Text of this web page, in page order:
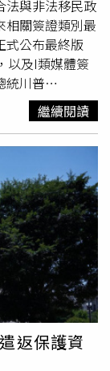
指出，新規將取
of status
人「在缺乏政
規將於17日刊
天正式生效，
外界普遍認為這
類似的簽證緊
國人民大學國際
，不太可能有
因為新措施顯然
國。他指出，自
一直試圖穩定
」，雙方都需
則主張對中國留
納（Anna
每一張中國學
註美國國務卿盧
Ron
的簽證了。」
法與非法移民政
相關簽證類別最
式公布最終版
以及I類媒體簽
統川普
打擊簽證詐欺
將衝擊美國的經
國土安全部在16
效期限漏洞」
去允許上述簽
無限期留在美
F、J及I類簽證
停留，而非受
確的到期日期。
）表示：「數
致數以千計的人
並避免離開美
Federal
黨主導的美國
繼續閱讀
返保護資